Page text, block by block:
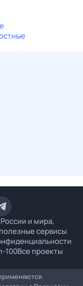
и мира,
сервисы
100Все проекты